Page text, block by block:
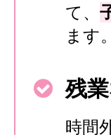
て、
ます。
残
時間